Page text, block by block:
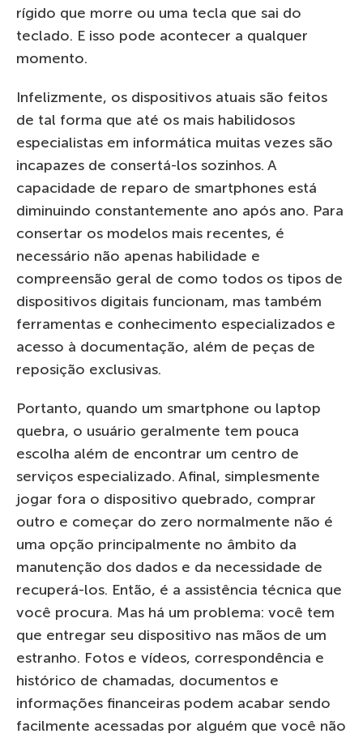
rígido que morre ou uma tecla que sai do
teclado. E isso pode acontecer a qualquer
momento.
Infelizmente, os dispositivos atuais são feitos
de tal forma que até os mais habilidosos
especialistas em informática muitas vezes são
incapazes de consertá-los sozinhos. A
capacidade de reparo de smartphones está
diminuindo constantemente ano após ano. Para
consertar os modelos mais recentes, é
necessário não apenas habilidade e
compreensão geral de como todos os tipos de
dispositivos digitais funcionam, mas também
ferramentas e conhecimento especializados e
acesso à documentação, além de peças de
reposição exclusivas.
Portanto, quando um smartphone ou laptop
quebra, o usuário geralmente tem pouca
escolha além de encontrar um centro de
serviços especializado. Afinal, simplesmente
jogar fora o dispositivo quebrado, comprar
outro e começar do zero normalmente não é
uma opção principalmente no âmbito da
manutenção dos dados e da necessidade de
recuperá-los. Então, é a assistência técnica que
você procura. Mas há um problema: você tem
que entregar seu dispositivo nas mãos de um
estranho. Fotos e vídeos, correspondência e
histórico de chamadas, documentos e
informações financeiras podem acabar sendo
facilmente acessadas por alguém que você não